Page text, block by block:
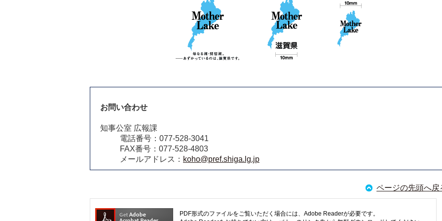
お問い合わせ
知事公室 広報課
電話番号：077-528-3041
FAX番号：077-528-4803
メールアドレス： koho@pref.shiga.lg.jp
ページの先頭へ戻
PDF形式のファイルをご覧いただく場合には、Adobe Readerが必要です。